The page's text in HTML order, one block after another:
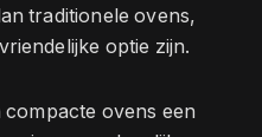
traditionele ovens,
optie zijn.
ovens een